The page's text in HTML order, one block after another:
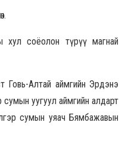
соёолон түрүү магнай
Говь-Алтай аймгийн Эрдэнэ
сумын уугуул аймгийн алдарт
сумын уяач Бямбажавын